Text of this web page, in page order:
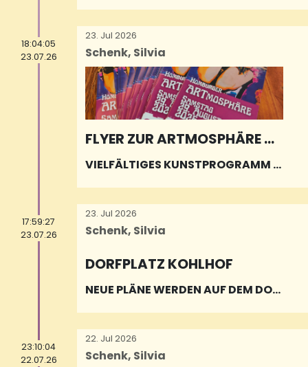
TATT EIN
18:04:05
23.07.26
23. Jul 2026
Schenk, Silvia
FLYER ZUR ARTMOSPHÄRE AB
SOFORT ERHÄLTLICH
VIELFÄLTIGES KUNSTPROGRAMM M
NDEN
17:59:27
23.07.26
23. Jul 2026
Schenk, Silvia
DORFPLATZ KOHLHOF
NEUE PLÄNE WERDEN AUF DEM DOR
23:10:04
22.07.26
22. Jul 2026
Schenk, Silvia